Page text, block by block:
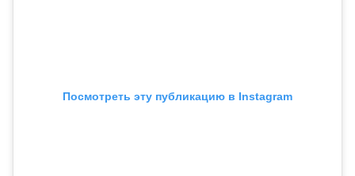
Посмотреть эту публикацию в Instagram